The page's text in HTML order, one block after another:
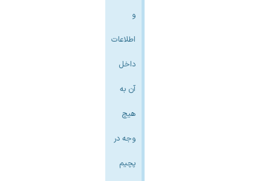
و
اطلاعات
داخل
آن به
هیچ
وجه در
پچیم